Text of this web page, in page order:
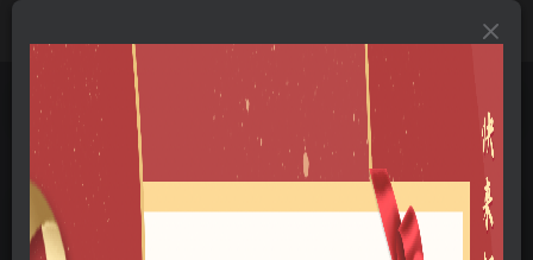
首页 A-三维模型 A1201-数码产品 正文
4U直充-爆炸rhino犀牛模型3dm素材